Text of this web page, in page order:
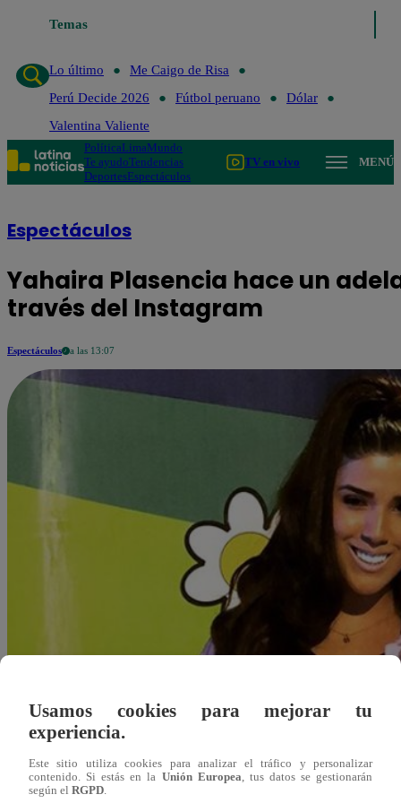
Temas
Lo último
Lo último
Me Caigo de Risa
Perú Decide 2026
Fútbol peruano
Dólar
Valentina Valiente
PolíticaLimaMundo
Te ayudoTendencias
DeportesEspectáculos
TV en vivo MENÚ
Espectáculos
Yahaira Plasencia hace un
través del Instagram
Espectáculos a las 13:07
Redacción Latina
Usamos cookies para mejorar tu
experiencia.
Este sitio utiliza cookies para analizar el tráfico y personalizar
contenido. Si estás en la Unión Europea , tus datos se gestionarán
según el RGPD